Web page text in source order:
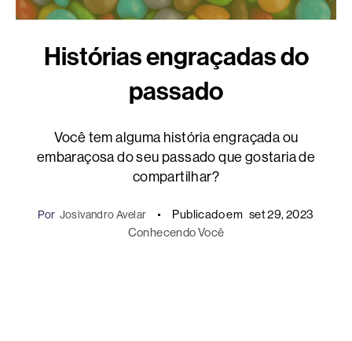
Histórias engraçadas do
passado
Você tem alguma história engraçada ou
embaraçosa do seu passado que gostaria de
compartilhar?
Por Josivandro Avelar Publicado em set 29, 2023
Conhecendo Você